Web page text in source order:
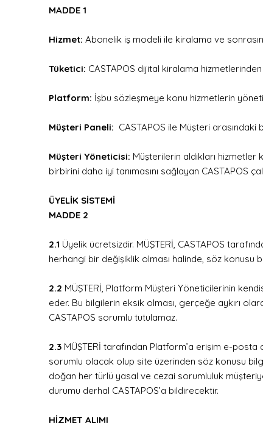
MADDE 1
Hizmet: Abonelik iş modeli ile kiralama ve
Tüketici: CASTAPOS dijital kiralama
Platform: İşbu sözleşmeye konu hizmetlerin
Müşteri Paneli: CASTAPOS ile Müşteri
Müşteri Yöneticisi: Müşterilerin aldıkları
birbirini daha iyi tanımasını sağlayan CASTAPOS
ÜYELİK SİSTEMİ
MADDE 2
2.1 Üyelik ücretsizdir. MÜŞTERİ, CASTAPOS
herhangi bir değişiklik olması halinde, söz konusu
2.2 MÜŞTERİ, Platform Müşteri Yöneticilerinin
eder. Bu bilgilerin eksik olması, gerçeğe aykırı
CASTAPOS sorumlu tutulamaz.
2.3 MÜŞTERİ tarafından Platform’a erişim e-posta
sorumlu olacak olup site üzerinden söz konusu
doğan her türlü yasal ve cezai sorumluluk
durumu derhal CASTAPOS’a bildirecektir.
HİZMET ALIMI